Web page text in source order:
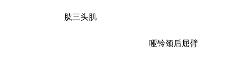
肱三头肌
哑铃颈后屈臂